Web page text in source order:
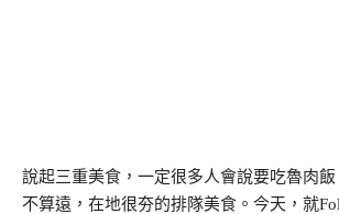
說起三重美食，一定很多人會說要吃魯肉
不算遠，在地很夯的排隊美食。今天，就